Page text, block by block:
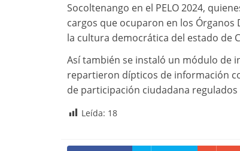
Socoltenango en el PELO 2024,
cargos que ocuparon en los Órganos
la cultura democrática del estado de
Así también se instaló un módulo de
repartieron dípticos de información
de participación ciudadana regulados
Leída: 18